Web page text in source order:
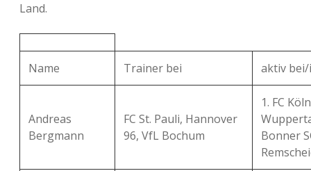
Land.
Name Trainer bei aktiv
Andreas
Bergmann
FC St. Pauli, Hannover
96, VfL Bochum
1. FC
Bonner